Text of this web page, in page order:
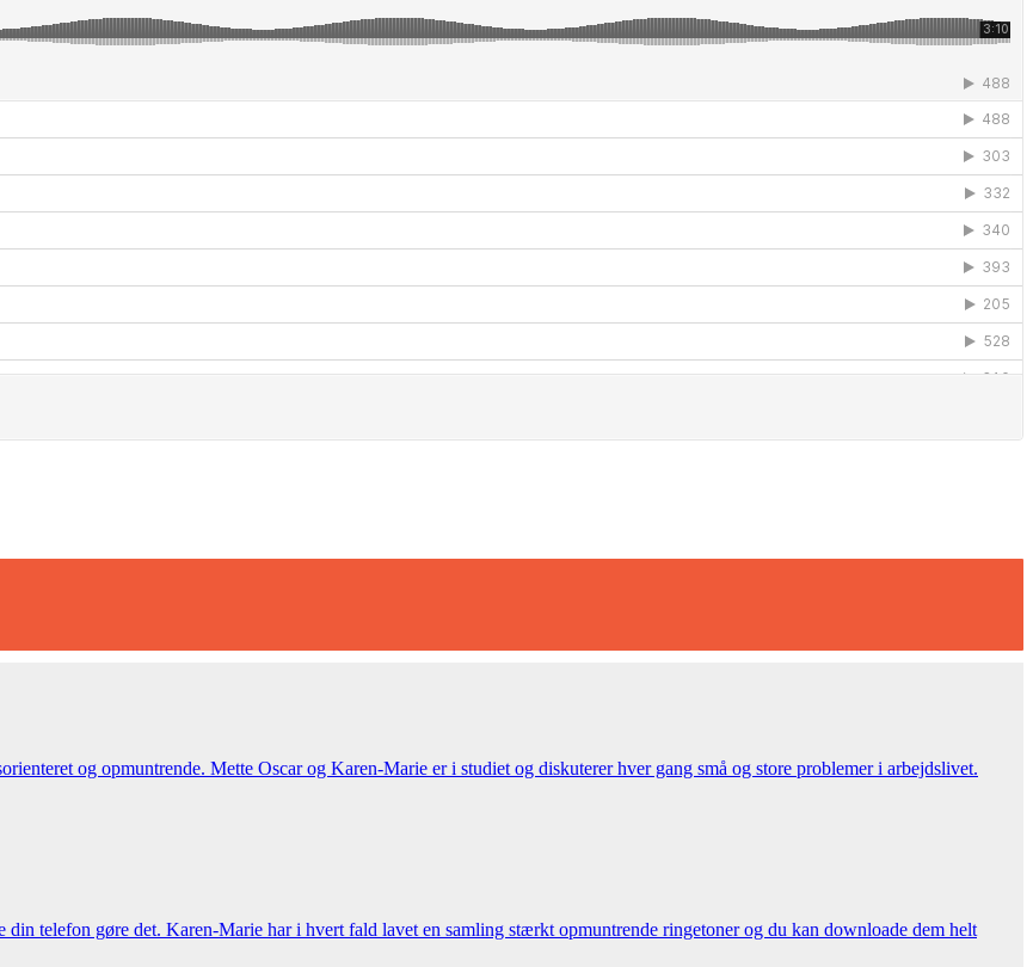
og opmuntrende. Mette Oscar og Karen-Marie er i studiet og diskuterer hver gang små og store problemer i arbejdslivet.
telefon gøre det. Karen-Marie har i hvert fald lavet en samling stærkt opmuntrende ringetoner og du kan downloade dem helt